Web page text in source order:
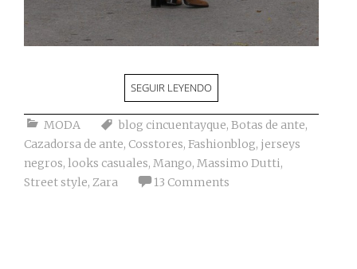
SEGUIR LEYENDO
MODA blog cincuentayque, Botas de ante,
Cazadorsa de ante, Cosstores, Fashionblog, jerseys
negros, looks casuales, Mango, Massimo Dutti,
Street style, Zara 13 Comments